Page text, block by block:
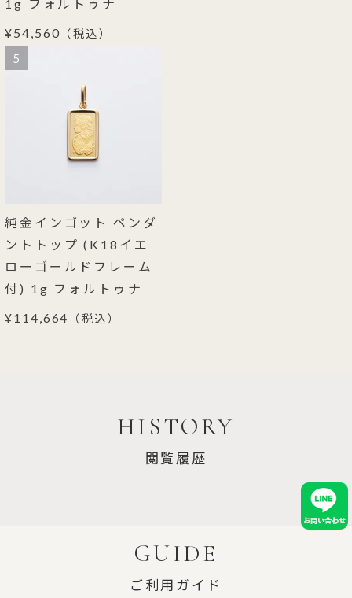
1g フォルトゥナ
¥54,560 （税込）
5
純金インゴット ペンダ
ントトップ (K18イエ
ローゴールドフレーム
付) 1g フォルトゥナ
¥114,664
（税込）
HISTORY
閲覧履歴
GUIDE
ご利用ガイド